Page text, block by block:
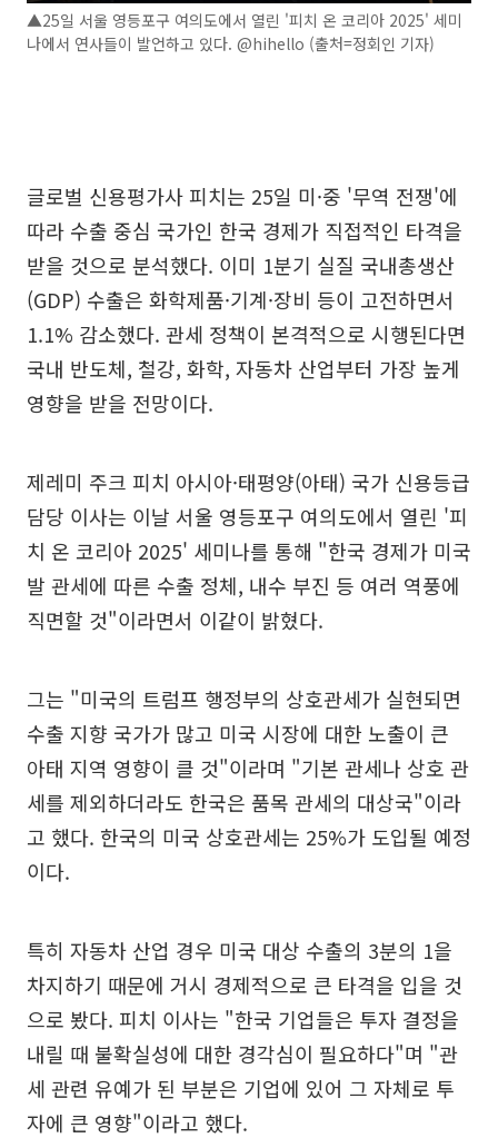
▲25일 서울 영등포구 여의도에서 열린 '피치 온 코리아 2025' 세미
나에서 연사들이 발언하고 있다. @hihello (출처=정회인 기자)
글로벌 신용평가사 피치는 25일 미·중 '무역 전쟁'에
따라 수출 중심 국가인 한국 경제가 직접적인 타격을
받을 것으로 분석했다. 이미 1분기 실질 국내총생산
(GDP) 수출은 화학제품·기계·장비 등이 고전하면서
1.1% 감소했다. 관세 정책이 본격적으로 시행된다면
국내 반도체, 철강, 화학, 자동차 산업부터 가장 높게
영향을 받을 전망이다.
제레미 주크 피치 아시아·태평양(아태) 국가 신용등급
담당 이사는 이날 서울 영등포구 여의도에서 열린 '피
치 온 코리아 2025' 세미나를 통해 "한국 경제가 미국
발 관세에 따른 수출 정체, 내수 부진 등 여러 역풍에
직면할 것"이라면서 이같이 밝혔다.
그는 "미국의 트럼프 행정부의 상호관세가 실현되면
수출 지향 국가가 많고 미국 시장에 대한 노출이 큰
아태 지역 영향이 클 것"이라며 "기본 관세나 상호 관
세를 제외하더라도 한국은 품목 관세의 대상국"이라
고 했다. 한국의 미국 상호관세는 25%가 도입될 예정
이다.
특히 자동차 산업 경우 미국 대상 수출의 3분의 1을
차지하기 때문에 거시 경제적으로 큰 타격을 입을 것
으로 봤다. 피치 이사는 "한국 기업들은 투자 결정을
내릴 때 불확실성에 대한 경각심이 필요하다"며 "관
세 관련 유예가 된 부분은 기업에 있어 그 자체로 투
자에 큰 영향"이라고 했다.